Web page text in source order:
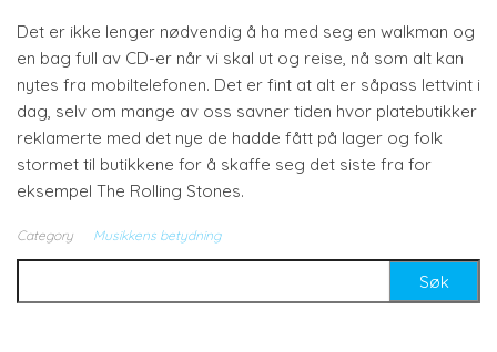
Det er ikke lenger nødvendig å ha med seg en walkman og
en bag full av CD-er når vi skal ut og reise, nå som alt kan
nytes fra mobiltelefonen. Det er fint at alt er såpass lettvint i
dag, selv om mange av oss savner tiden hvor platebutikker
reklamerte med det nye de hadde fått på lager og folk
stormet til butikkene for å skaffe seg det siste fra for
eksempel The Rolling Stones.
Category Musikkens betydning